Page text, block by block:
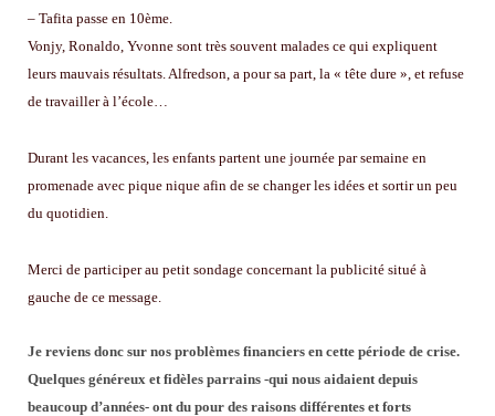
– Tafita passe en 10ème.
Vonjy, Ronaldo, Yvonne sont très souvent malades ce qui expliquent
leurs mauvais résultats. Alfredson, a pour sa part, la « tête dure », et refuse
de travailler à l’école…
Durant les vacances, les enfants partent une journée par semaine en
promenade avec pique nique afin de se changer les idées et sortir un peu
du quotidien.
Merci de participer au petit sondage concernant la publicité situé à
gauche de ce message.
Je reviens donc sur nos problèmes financiers en cette période de crise.
Quelques généreux et fidèles parrains -qui nous aidaient depuis
beaucoup d’années- ont du pour des raisons différentes et forts